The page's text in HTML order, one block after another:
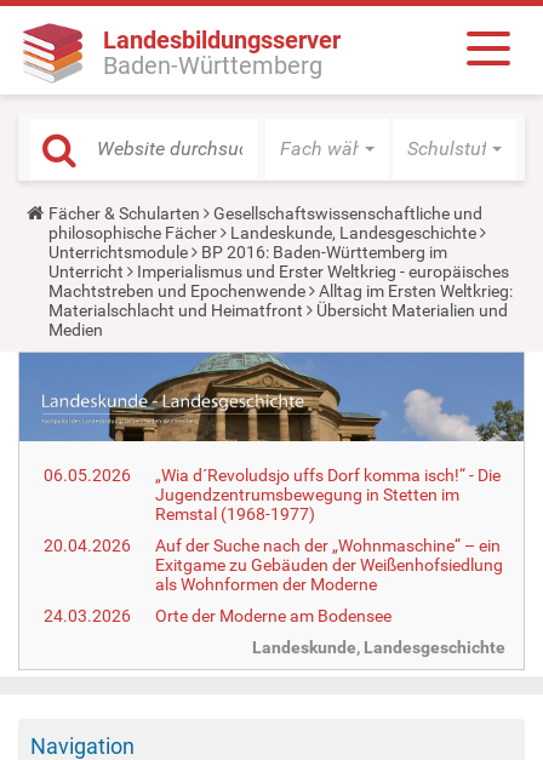
Landesbildungsserver
Baden-Württemberg
Fach wählen Schulstufe
Y
o
u
a
r
e
h
e
:
Fächer & Schularten
Gesellschaftswissenschaftliche und
philosophische Fächer
Landeskunde, Landesgeschichte
Unterrichtsmodule
BP 2016: Baden-Württemberg im
Unterricht
Imperialismus und Erster Weltkrieg - europäisches
Machtstreben und Epochenwende
Alltag im Ersten Weltkrieg:
Materialschlacht und Heimatfront
Übersicht Materialien und
Medien
06.05.2026
„Wia d´Revoludsjo uffs Dorf komma isch!“ - Die
Jugendzentrumsbewegung in Stetten im
Remstal (1968-1977)
20.04.2026
Auf der Suche nach der „Wohnmaschine“ – ein
Exitgame zu Gebäuden der Weißenhofsiedlung
als Wohnformen der Moderne
24.03.2026
Orte der Moderne am Bodensee
Landeskunde, Landesgeschichte
Navigation